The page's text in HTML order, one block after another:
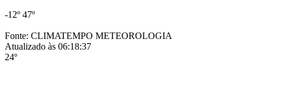
-12º 47º
Fonte: CLIMATEMPO METEOROLOGIA
Atualizado às 06:18:37
24º